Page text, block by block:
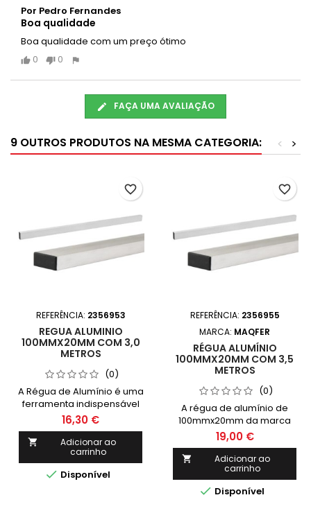
Por Pedro Fernandes
Boa qualidade
Boa qualidade com um preço ótimo
0
0
FAÇA UMA AVALIAÇÃO
9 OUTROS PRODUTOS NA MESMA CATEGORIA: >
<
REFERÊNCIA: 2356953
REGUA ALUMINIO
100MMX20MM COM 3,0
METROS
(0)
A Régua de Alumínio é uma
ferramenta indispensável
na construção civil e
engenharia, principalmente
para tarefas que desativam
precisão e medição.
16,30 €

Adicionar ao
carrinho
 Disponível
favorite_border
REFERÊNCIA: 2356955
MARCA: MAQFER
RÉGUA ALUMÍNIO
100MMX20MM COM 3,5
METROS
(0)
A régua de alumínio de
100mmx20mm da marca
Escolher é a escolha ideal
para trabalhos de medição
precisos e profissionais.
Com 3,5 metros de
comprimento, é resistente
e durável, garantindo alta
19,00 €

Adicionar ao
carrinho
 Disponível
favorite_border